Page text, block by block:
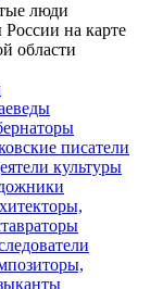
люди
России на карте
области
писатели
культуры